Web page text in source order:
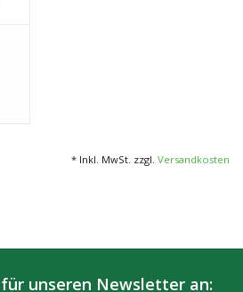
* Inkl. MwSt. zzgl. Versandkosten
unseren Newsletter an: